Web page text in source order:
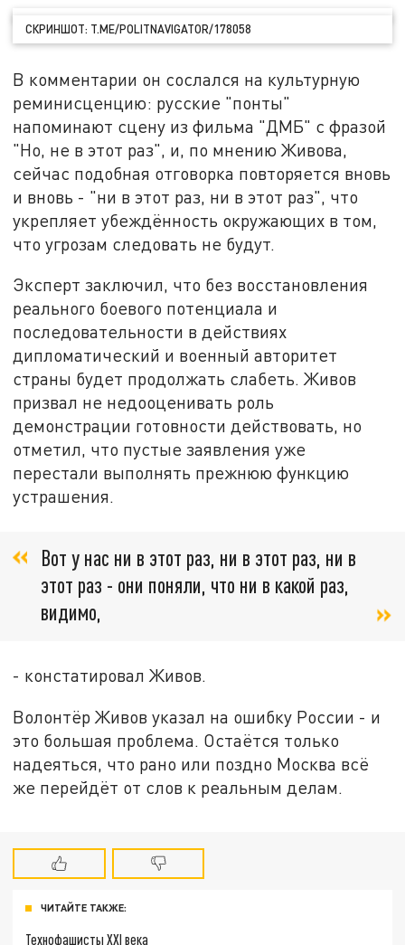
СКРИНШОТ: T.ME/POLITNAVIGATOR/178058
В комментарии он сослался на культурную
реминисценцию: русские "понты"
напоминают сцену из фильма "ДМБ" с фразой
"Но, не в этот раз", и, по мнению Живова,
сейчас подобная отговорка повторяется вновь
и вновь - "ни в этот раз, ни в этот раз", что
укрепляет убеждённость окружающих в том,
что угрозам следовать не будут.
Эксперт заключил, что без восстановления
реального боевого потенциала и
последовательности в действиях
дипломатический и военный авторитет
страны будет продолжать слабеть. Живов
призвал не недооценивать роль
демонстрации готовности действовать, но
отметил, что пустые заявления уже
перестали выполнять прежнюю функцию
устрашения.
Вот у нас ни в этот раз, ни в этот раз, ни в
этот раз - они поняли, что ни в какой раз,
видимо,
- констатировал Живов.
Волонтёр Живов указал на ошибку России - и
это большая проблема. Остаётся только
надеяться, что рано или поздно Москва всё
же перейдёт от слов к реальным делам.
ЧИТАЙТЕ ТАКЖЕ:
Технофашисты XXI века